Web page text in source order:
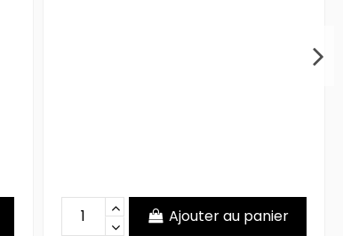
Ajouter au panier